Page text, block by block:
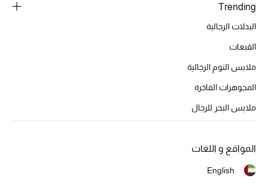
حقائب الأطفال
أبرز الحقائب
الموسم الجديد
Trending
البدلات الرجالية
القبعات
ملابس النوم الرجالية
المجوهرات الفاخرة
ملابس البحر للرجال
المواقع و اللغات
English